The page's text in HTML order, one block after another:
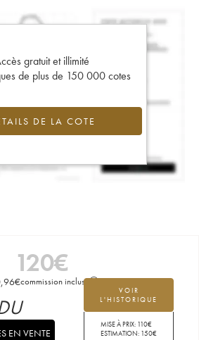
gratuit et illimité
de plus de 150 000 cotes
DE LA COTE
120€
€commission incluse
VOIR
L'HISTORIQUE
MISE À PRIX: 110€
ESTIMATION: 150€
EN VENTE